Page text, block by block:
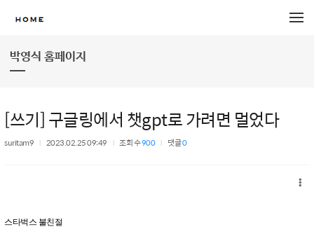
박영식 홈페이지
[쓰기] 구글링에서 챗gpt로 가려면 멀었다
suritam9 2023.02.25 09:49 조회 수900 댓글0
스타벅스 불친절